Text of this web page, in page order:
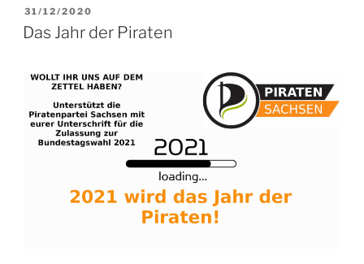
VERÖFFENTLICHT
AM
31/12/2020
Das Jahr der Piraten